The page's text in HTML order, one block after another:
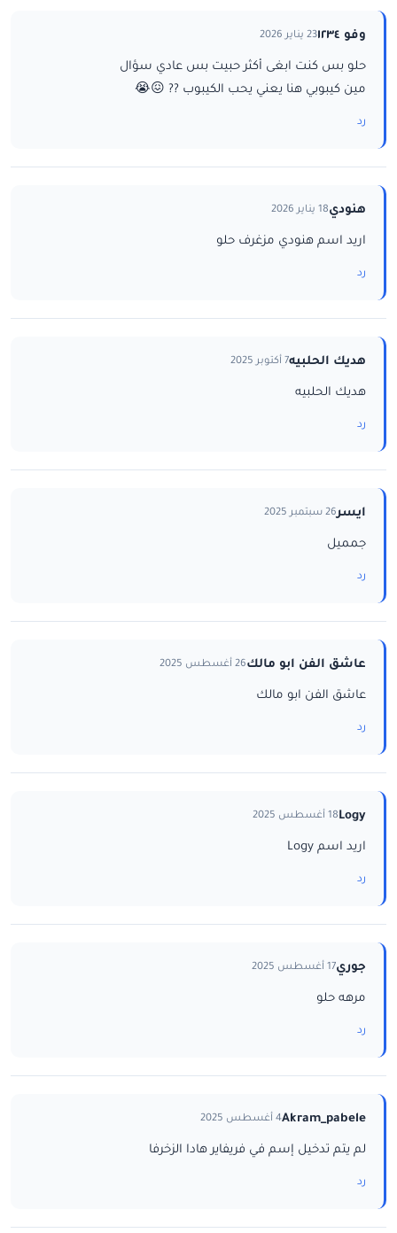
وفو ١٢٣٤ 23 يناير 2026
حلو بس كنت ابغى أكثر حبيت بس عادي سؤال
مين كيبوبي هنا يعني يحب الكيبوب ?? 😖😭
رد
هنودي18 يناير 2026
اريد اسم هنودي مزغرف حلو
رد
هديك الحلبيه7 أكتوبر 2025
هديك الحلبيه
رد
ايسر26 سبتمبر 2025
جمميل
رد
عاشق الفن ابو مالك26 أغسطس 2025
عاشق الفن ابو مالك
رد
Logy18 أغسطس 2025
اريد اسم Logy
رد
جوري17 أغسطس 2025
مرهه حلو
رد
Akram_pabele4 أغسطس 2025
لم يتم تدخيل إسم في فريفاير هادا الزخرفا
رد